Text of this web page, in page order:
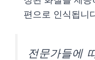
편으로 인식됩니
전문가들에